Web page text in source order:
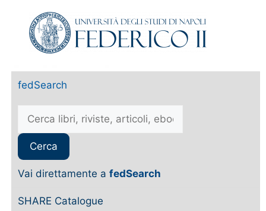
fedSearch
Vai direttamente a fedSearch
SHARE Catalogue